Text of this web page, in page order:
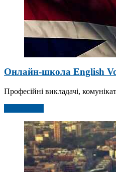
Онлайн-школа English
Професійні викладачі,